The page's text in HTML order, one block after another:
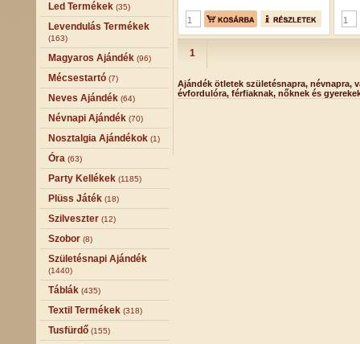
Led Termékek (35)
Levendulás Termékek
(163)
Magyaros Ajándék (96)
Mécsestartó (7)
Neves Ajándék (64)
Névnapi Ajándék (70)
Nosztalgia Ajándékok (1)
Óra (63)
Party Kellékek (1185)
Plüss Játék (18)
Szilveszter (12)
Szobor (8)
Születésnapi Ajándék
(1440)
Táblák (435)
Textil Termékek (318)
Tusfürdő (155)
1
Ajándék ötletek születésnapra, névnapra,
évfordulóra, férfiaknak, nőknek és